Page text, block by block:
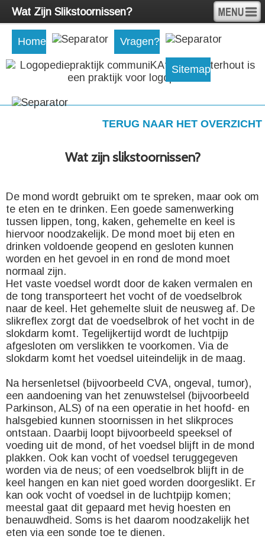
Wat Zijn Slikstoornissen?
Home Vragen?
Sitemap
TERUG NAAR HET OVERZICHT
Wat zijn slikstoornissen?
De mond wordt gebruikt om te spreken, maar ook om
te eten en te drinken. Een goede samenwerking
tussen lippen, tong, kaken, gehemelte en keel is
hiervoor noodzakelijk. De mond moet bij eten en
drinken voldoende geopend en gesloten kunnen
worden en het gevoel in en rond de mond moet
normaal zijn.
Het vaste voedsel wordt door de kaken vermalen en
de tong transporteert het vocht of de voedselbrok
naar de keel. Het gehemelte sluit de neusweg af. De
slikreflex zorgt dat de voedselbrok of het vocht in de
slokdarm komt. Tegelijkertijd wordt de luchtpijp
afgesloten om verslikken te voorkomen. Via de
slokdarm komt het voedsel uiteindelijk in de maag.
Na hersenletsel (bijvoorbeeld CVA, ongeval, tumor),
een aandoening van het zenuwstelsel (bijvoorbeeld
Parkinson, ALS) of na een operatie in het hoofd- en
halsgebied kunnen stoornissen in het slikproces
ontstaan. Daarbij loopt bijvoorbeeld speeksel of
voeding uit de mond, of het voedsel blijft in de mond
plakken. Ook kan vocht of voedsel teruggegeven
worden via de neus; of een voedselbrok blijft in de
keel hangen en kan niet goed worden doorgeslikt. Er
kan ook vocht of voedsel in de luchtpijp komen;
meestal gaat dit gepaard met hevig hoesten en
benauwdheid. Soms is het daarom noodzakelijk het
eten via een sonde toe te dienen.